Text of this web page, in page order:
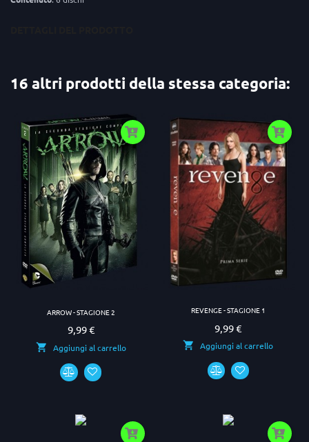
16 altri prodotti della stessa categoria:
ARROW - STAGIONE 2
Prezzo
9,99 €
Aggiungi al carrello
REVENGE - STAGIONE 1
Prezzo
9,99 €
Aggiungi al carrello